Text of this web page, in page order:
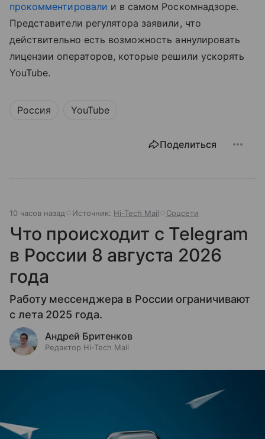
прокомментировали и в самом Роскомнадзоре.
Представители регулятора заявили, что
действительно есть возможность аннулировать
лицензии операторов, которые решили ускорять
YouTube.
Россия YouTube
Поделиться
10 часов назад Источник: Hi-Tech Mail Соцсети
Что происходит с Telegram
в России 8 августа 2026
года
Работу мессенджера в России ограничивают
с лета 2025 года.
Андрей Бритенков
Редактор Hi-Tech Mail